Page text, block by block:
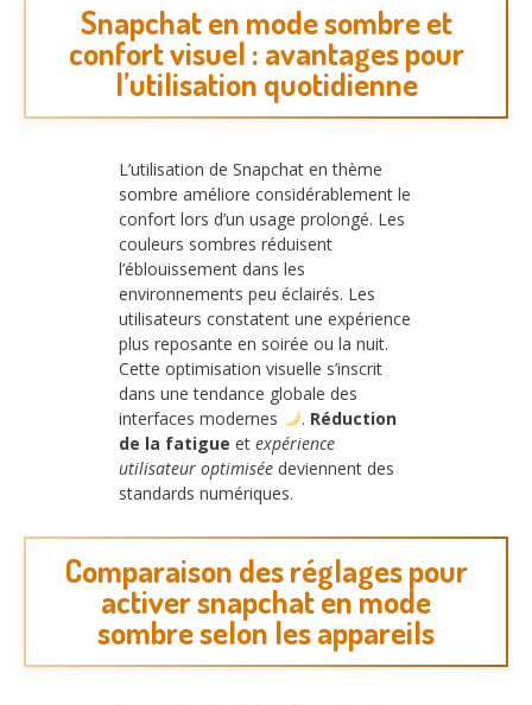
Snapchat en mode sombre et
confort visuel : avantages pour
l’utilisation quotidienne
L’utilisation de Snapchat en thème
sombre améliore considérablement le
confort lors d’un usage prolongé. Les
couleurs sombres réduisent
l’éblouissement dans les
environnements peu éclairés. Les
utilisateurs constatent une expérience
plus reposante en soirée ou la nuit.
Cette optimisation visuelle s’inscrit
dans une tendance globale des
interfaces modernes
. Réduction
de la fatigue et expérience
utilisateur optimisée deviennent des
standards numériques.
Comparaison des réglages pour
activer snapchat en mode
sombre selon les appareils